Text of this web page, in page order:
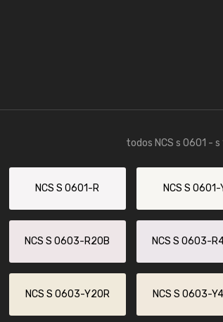
todos NCS s 0601 - s
NCS S 0601-R NCS S 0601-
NCS S 0603-R20B NCS S 0603-
NCS S 0603-Y20R NCS S 0603-